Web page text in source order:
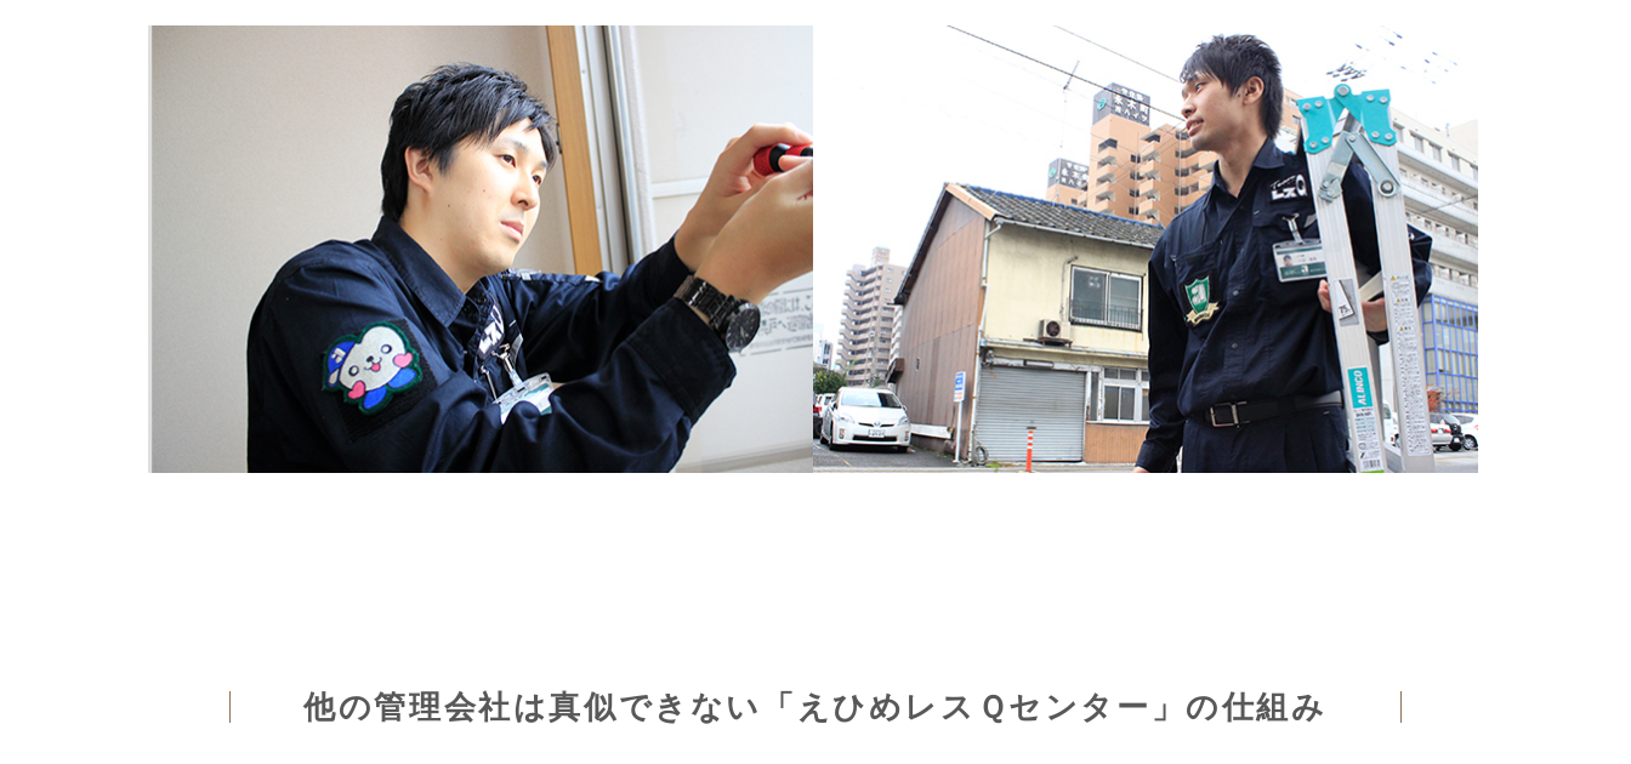
他の管理会社は真似できない「えひめレスＱセンター」の仕組み